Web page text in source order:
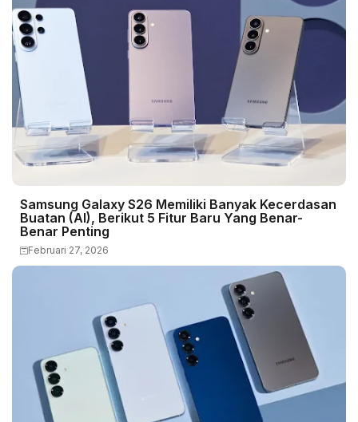
Samsung Galaxy S26 Memiliki Banyak Kecerdasan
Buatan (AI), Berikut 5 Fitur Baru Yang Benar-
Benar Penting
Februari 27, 2026